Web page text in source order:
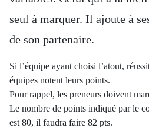
seul à marquer. Il ajoute à
de son partenaire.
Si l’équipe ayant choisi l’atout,
équipes notent leurs points.
Pour rappel, les preneurs doivent
Le nombre de points indiqué par le
est 80, il faudra faire 82 pts.